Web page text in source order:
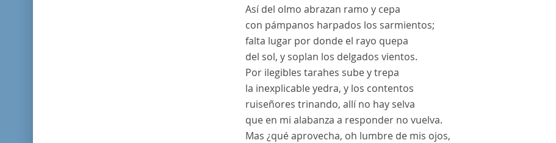
Así del olmo abrazan ramo y cepa
con pámpanos harpados los sarmientos;
falta lugar por donde el rayo quepa
del sol, y soplan los delgados vientos.
Por ilegibles tarahes sube y trepa
la inexplicable yedra, y los contentos
ruiseñores trinando, allí no hay selva
que en mi alabanza a responder no vuelva.
Mas ¿qué aprovecha, oh lumbre de mis ojos,